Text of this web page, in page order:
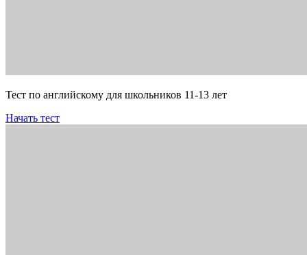
Тест по английскому для школьников 11-13 лет
Начать тест